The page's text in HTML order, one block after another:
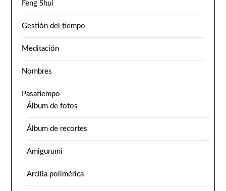
Feng Shui
Gestión del tiempo
Meditación
Nombres
Pasatiempo
Álbum de fotos
Álbum de recortes
Amigurumi
Arcilla polimérica